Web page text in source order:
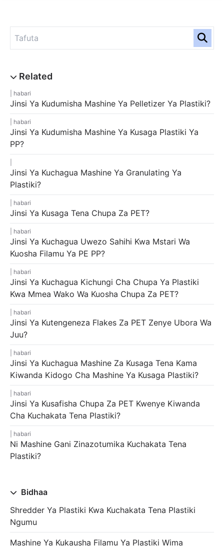
habari
Jinsi Ya Kudumisha Mashine Ya Pelletizer Ya Plastiki?
habari
Jinsi Ya Kudumisha Mashine Ya Kusaga Plastiki Ya
PP?
Jinsi Ya Kuchagua Mashine Ya Granulating Ya
Plastiki?
habari
Jinsi Ya Kusaga Tena Chupa Za PET?
habari
Jinsi Ya Kuchagua Uwezo Sahihi Kwa Mstari Wa
Kuosha Filamu Ya PE PP?
habari
Jinsi Ya Kuchagua Kichungi Cha Chupa Ya Plastiki
Kwa Mmea Wako Wa Kuosha Chupa Za PET?
habari
Jinsi Ya Kutengeneza Flakes Za PET Zenye Ubora Wa
Juu?
habari
Jinsi Ya Kuchagua Mashine Za Kusaga Tena Kama
Kiwanda Kidogo Cha Mashine Ya Kusaga Plastiki?
habari
Jinsi Ya Kusafisha Chupa Za PET Kwenye Kiwanda
Cha Kuchakata Tena Plastiki?
habari
Ni Mashine Gani Zinazotumika Kuchakata Tena
Plastiki?
Bidhaa
Shredder Ya Plastiki Kwa Kuchakata Tena Plastiki
Ngumu
Mashine Ya Kukausha Filamu Ya Plastiki Wima